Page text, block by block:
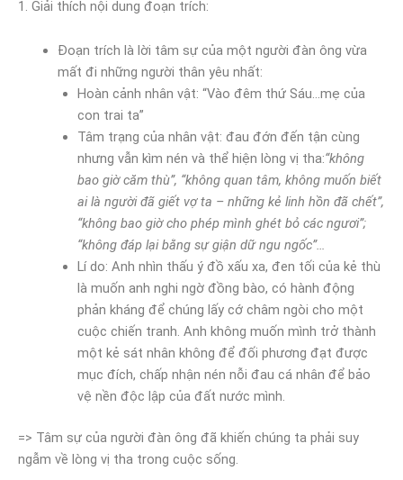
1. Giải thích nội dung đoạn trích:
Đoạn trích là lời tâm sự của một người đàn ông vừa
mất đi những người thân yêu nhất:
Hoàn cảnh nhân vật: “Vào đêm thứ Sáu…mẹ của
con trai ta”
Tâm trạng của nhân vật: đau đớn đến tận cùng
nhưng vẫn kìm nén và thể hiện lòng vị tha:“không
bao giờ căm thù”, “không quan tâm, không muốn biết
ai là người đã giết vợ ta – những kẻ linh hồn đã chết”,
“không bao giờ cho phép mình ghét bỏ các ngươi”;
“không đáp lại bằng sự giận dữ ngu ngốc”…
Lí do: Anh nhìn thấu ý đồ xấu xa, đen tối của kẻ thù
là muốn anh nghi ngờ đồng bào, có hành động
phản kháng để chúng lấy cớ châm ngòi cho một
cuộc chiến tranh. Anh không muốn mình trở thành
một kẻ sát nhân không để đối phương đạt được
mục đích, chấp nhận nén nỗi đau cá nhân để bảo
vệ nền độc lập của đất nước mình.
=> Tâm sự của người đàn ông đã khiến chúng ta phải suy
ngẫm về lòng vị tha trong cuộc sống.